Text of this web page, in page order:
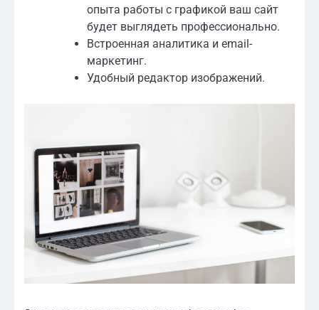
опыта работы с графикой ваш сайт
будет выглядеть профессионально.
Встроенная аналитика и email-
маркетинг.
Удобный редактор изображений.